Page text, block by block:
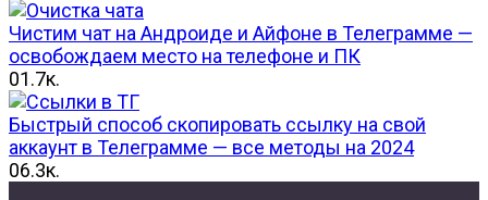
Чистим чат на Андроиде и Айфоне в Телеграмме —
освобождаем место на телефоне и ПК
01.7к.
Быстрый способ скопировать ссылку на свой
аккаунт в Телеграмме — все методы на 2024
06.3к.